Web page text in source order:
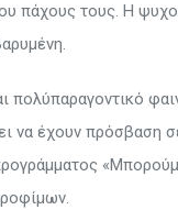
πάχους τους. Η
πολύπαραγοντικό
να έχουν πρόσβαση